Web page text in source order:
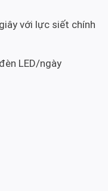
với lực siết chính
LED/ngày